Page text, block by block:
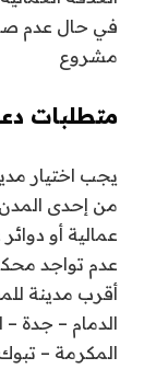
في حال عدم
مشروع
متطلبات
يجب اختيار
من إحدى
عمالية أو
عدم تواجد
أقرب مدينة
الدمام – جدة –
المكرمة –